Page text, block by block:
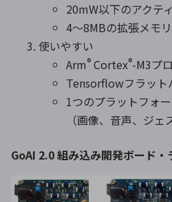
20mW以下のアクテ
4〜8MBの拡張メモリ
使いやすい
Arm® Cortex®-M3プ
Tensorflowフラット
1つのプラットフォ
（画像、音声、ジェ
GoAI 2.0 組み込み開発ボード・